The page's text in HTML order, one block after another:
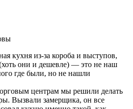
кухня из-за короба и выступов,
они и дешевле) — это не наш
где были, но не нашли
центрам мы решили делать
Вызвали замерщика, он все